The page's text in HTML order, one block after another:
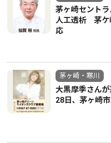
茅ヶ崎セント
人工透析 茅
応
茅ヶ崎・寒川
大黒摩季さん
28日、茅ヶ崎